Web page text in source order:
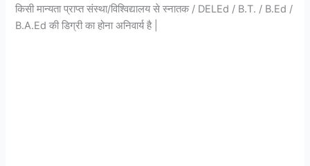
किसी मान्यता प्राप्त संस्था/विश्विद्यालय से स्नातक / DELEd / B.T. / B.Ed /
B.A.Ed की डिग्री का होना अनिवार्य है |